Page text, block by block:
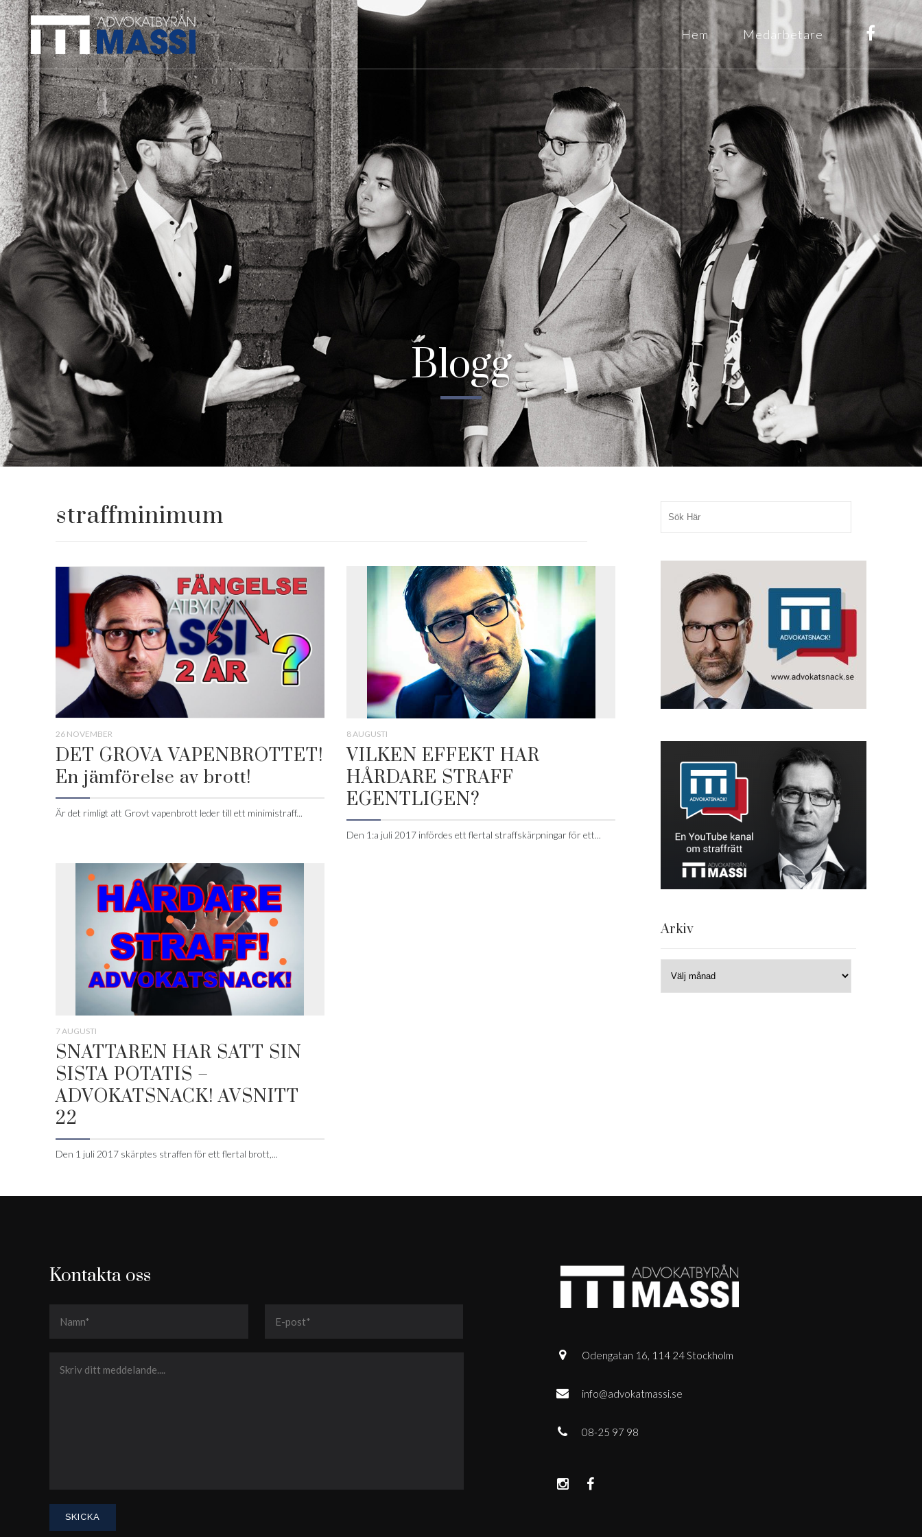
Hem Medarbetare
Blogg
straffminimum
26 NOVEMBER
DET GROVA VAPENBROTTET!
En jämförelse av brott!
Är det rimligt att Grovt vapenbrott leder till ett minimistraff...
8 AUGUSTI
VILKEN EFFEKT HAR
HÅRDARE STRAFF
EGENTLIGEN?
Den 1:a juli 2017 infördes ett flertal straffskärpningar för ett...
7 AUGUSTI
SNATTAREN HAR SATT SIN
SISTA POTATIS –
ADVOKATSNACK! AVSNITT
22
Den 1 juli 2017 skärptes straffen för ett flertal brott,...
Arkiv
Kontakta oss
Odengatan 16, 114 24 Stockholm
info@advokatmassi.se
08-25 97 98